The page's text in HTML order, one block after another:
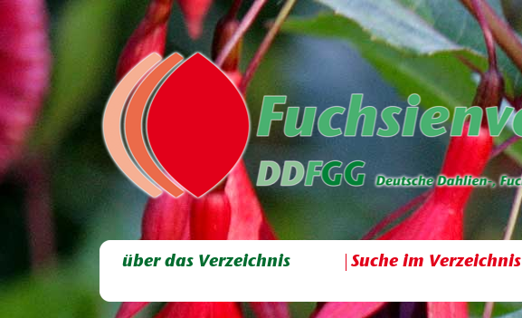
über das Verzeichnis Suche im Verzeichnis